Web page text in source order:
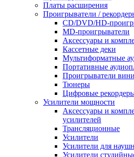
Платы расширения
Проигрыватели /
CD/DVD/HD-
MD-проигрыватели
Аксессуары и
Кассетные деки
Мультиформатные
Портативные
Проигрыватели
Тюнеры
Цифровые
Усилители мощности
Аксессуары и
усилителей
Трансляционные
Усилители
Усилители для
Усилители